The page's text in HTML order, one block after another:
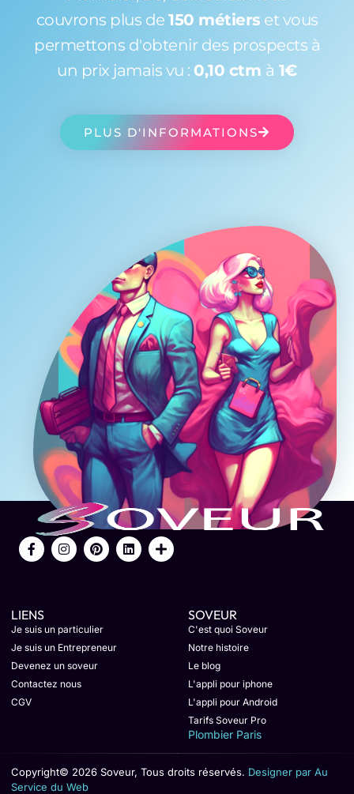
couvrons plus de 150 métiers et vous
permettons d'obtenir des prospects à
un prix jamais vu : 0,10 ctm à 1€
PLUS D'INFORMATIONS
LIENS
Je suis un particulier
Je suis un Entrepreneur
Devenez un soveur
Contactez nous
CGV
SOVEUR
C'est quoi Soveur
Notre histoire
Le blog
L'appli pour iphone
L'appli pour Android
Tarifs Soveur Pro
Plombier Paris
Copyright© 2026 Soveur, Tous droits réservés. Designer par Au
Service du Web